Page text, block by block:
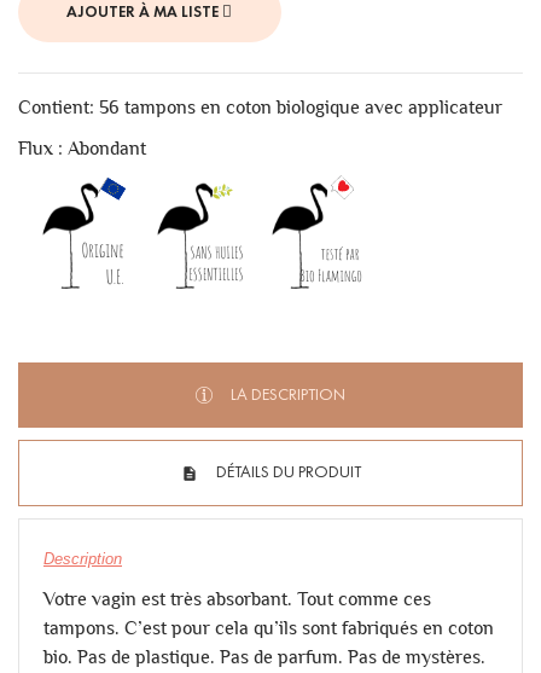
AJOUTER À MA LISTE
Contient: 56 tampons en coton biologique avec applicateur
Flux : Abondant
LA DESCRIPTION
DÉTAILS DU PRODUIT
Description
Votre vagin est très absorbant. Tout comme ces
tampons. C’est pour cela qu’ils sont fabriqués en coton
bio. Pas de plastique. Pas de parfum. Pas de mystères.